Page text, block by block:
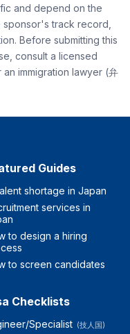
and depend on the
track record,
Before submitting this
consult a licensed
immigration lawyer (弁
Guides
shortage in Japan
services in
to design a hiring
to screen candidates
Checklists
Specialist (技人国)